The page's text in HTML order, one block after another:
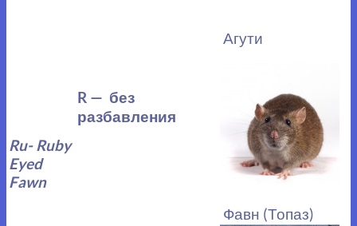
Ru- Ruby
Eyed
Fawn
R — без
разбавления
Агути
Фавн (Топаз)